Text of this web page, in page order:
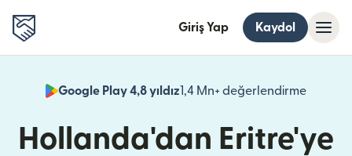
Giriş Yap Kaydol
Google Play 4,8 yıldız1,4 Mn+ değerlendirme
Hollanda'dan Eritre'ye